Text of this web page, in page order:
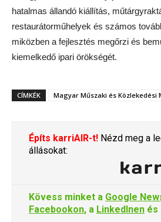
hatalmas állandó kiállítás,
restaurátorműhelyek és számos
miközben a fejlesztés megőrzi és
kiemelkedő ipari örökségét.
CÍMKÉK Magyar Műszaki és Közlekedési
Építs karriAIR-t! Nézd meg a
állásokat:
Kövess minket a Google
Facebookon, a LinkedInen és